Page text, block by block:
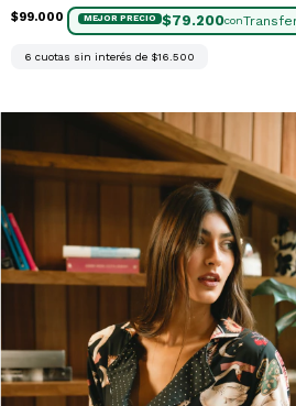
$99.000 $79.200con
6 cuotas sin interés de $16.500